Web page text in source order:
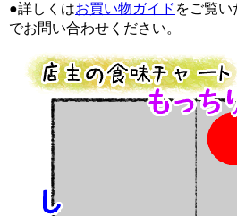
●詳しくはお買い物ガイド をご覧
でお問い合わせください。